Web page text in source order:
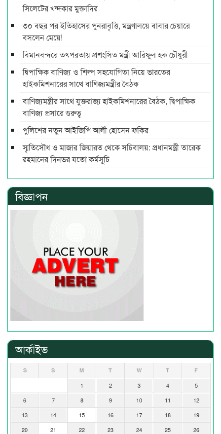
সিলেটের খন্দকার মুক্তাদির
৩০ বছর পর ইতিহাসের পুনরাবৃত্তি, মন্ত্রণালয়ে বাবার চেয়ারে
বসলেন মেয়ে!
বিমানবন্দরে তৎপরতায় প্রশংসিত মন্ত্রী আরিফুল হক চৌধুরী
দ্বিপাক্ষিক বাণিজ্য ও শিল্প সহযোগিতা নিয়ে ভারতের
হাইকমিশনারের সাথে বাণিজ্যমন্ত্রীর বৈঠক
বাণিজ্যমন্ত্রীর সাথে যুক্তরাজ্য হাইকমিশনারের বৈঠক, দ্বিপাক্ষিক
বাণিজ্য প্রসারে গুরুত্ব
পুলিশের নতুন আইজিপি আলী হোসেন ফকির
স্মৃতিসৌধ ও মাজার জিয়ারত থেকে সচিবালয়: প্রধানমন্ত্রী তারেক
রহমানের দিনভর যতো কর্মসূচি
বিজ্ঞাপন
আর্কাইভ
S S M T W T F
1 2 3 4
5
6
7 8 9 10 11
12
13
14 15 16 17 18
19
20
21 22 23 24 25
26